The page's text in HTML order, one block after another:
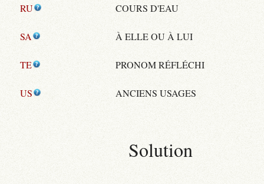
RU COURS D'EAU
SA À ELLE OU À LUI
TE PRONOM RÉFLÉCHI
US ANCIENS USAGES
Solution